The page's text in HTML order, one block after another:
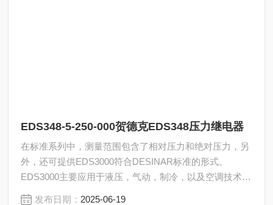
EDS348-5-250-000贺德克EDS348压力继电器
在标准系列中，测量范围包含了相对压力和绝对压力，另
外，还可提供EDS3000符合DESINAR标准的形式。
EDS3000主要应用于液压，气动，制冷，以及空调技术领
域。贺德克EDS348压力继电器EDS348-5-250-000
发布日期： 2025-06-19